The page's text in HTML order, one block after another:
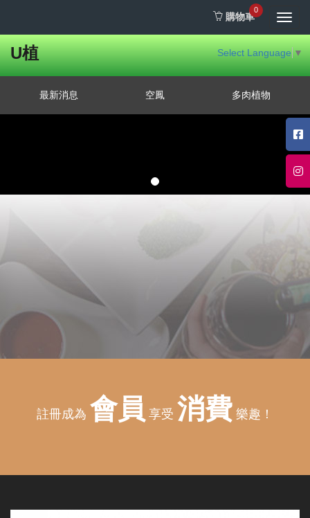
Select Language ▼
0
購物車
U植
最新消息 空鳳 多肉植物
註冊成為 會員 享受 消費 樂趣！